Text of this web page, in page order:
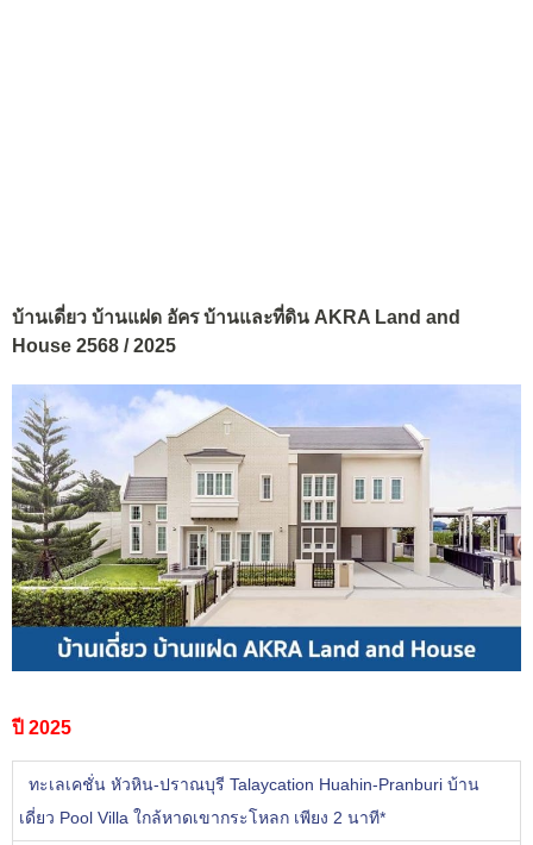
บ้านเดี่ยว บ้านแฝด อัคร บ้านและที่ดิน AKRA Land and
House 2568 / 2025
ปี 2025
ทะเลเคชั่น หัวหิน-ปราณบุรี Talaycation Huahin-Pranburi บ้าน
เดี่ยว Pool Villa ใกล้หาดเขากระโหลก เพียง 2 นาที*